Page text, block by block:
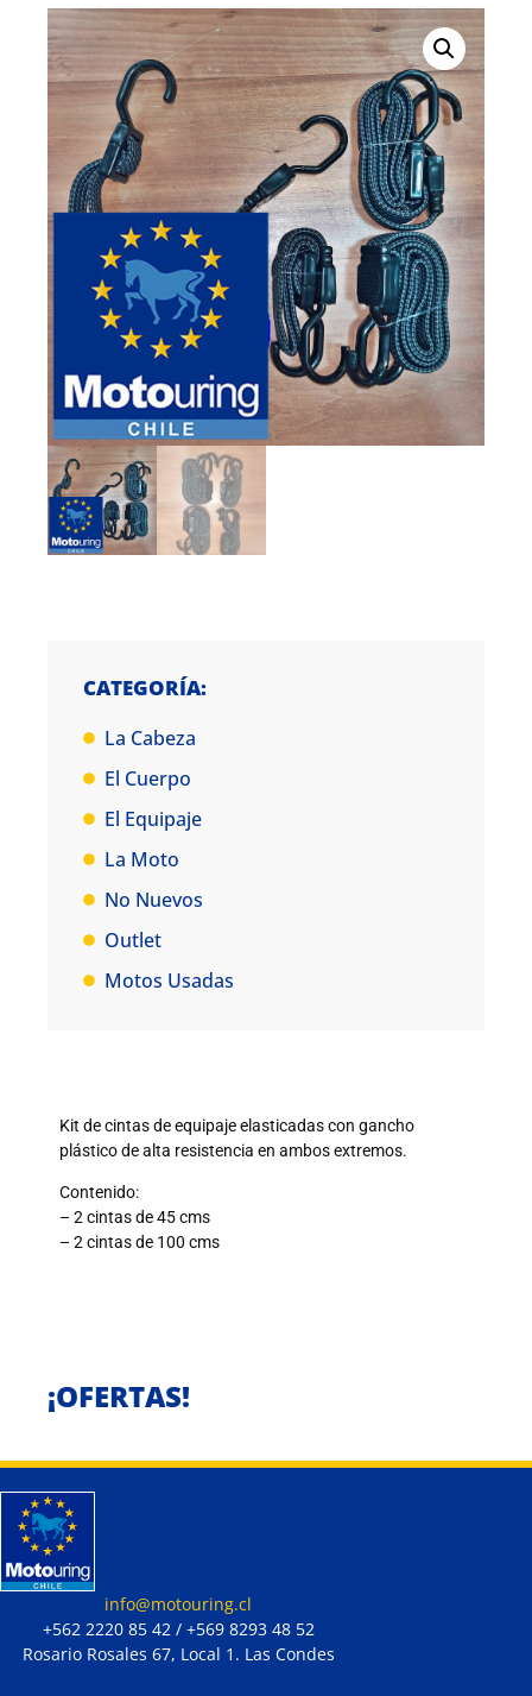
CATEGORÍA:
La Cabeza
El Cuerpo
El Equipaje
La Moto
No Nuevos
Outlet
Motos Usadas
Kit de cintas de equipaje elasticadas con gancho
plástico de alta resistencia en ambos extremos.
Contenido:
– 2 cintas de 45 cms
– 2 cintas de 100 cms
¡OFERTAS!
info@motouring.cl
+562 2220 85 42 / +569 8293 48 52
Rosario Rosales 67, Local 1. Las Condes